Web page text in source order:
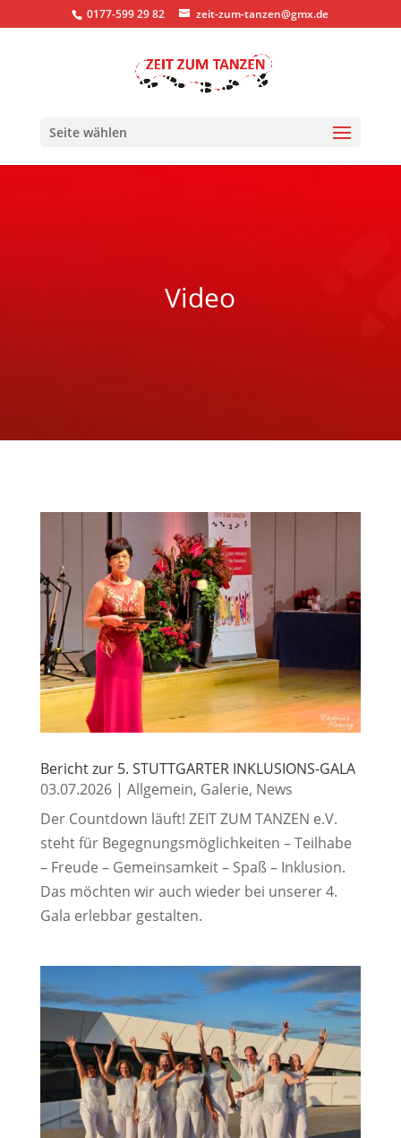
0177-599 29 82 zeit-zum-tanzen@gmx.de
Seite wählen
Video
Bericht zur 5. STUTTGARTER INKLUSIONS-GALA
03.07.2026| Allgemein, Galerie, News
Der Countdown läuft! ZEIT ZUM TANZEN e.V.
steht für Begegnungsmöglichkeiten – Teilhabe
– Freude – Gemeinsamkeit – Spaß – Inklusion.
Das möchten wir auch wieder bei unserer 4.
Gala erlebbar gestalten.